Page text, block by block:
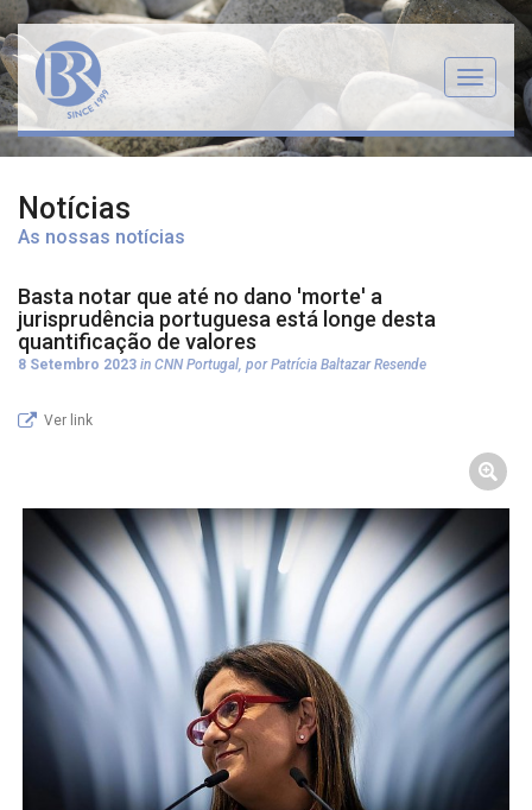
Menu
Notícias
As nossas notícias
Basta notar que até no dano 'morte' a
jurisprudência portuguesa está longe desta
quantificação de valores
8 Setembro 2023 in CNN Portugal, por Patrícia Baltazar Resende
Ver link